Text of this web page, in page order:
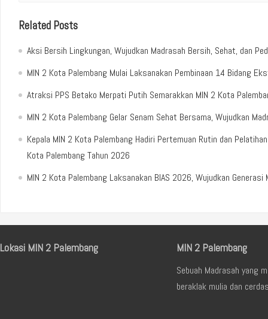
Related Posts
Aksi Bersih Lingkungan, Wujudkan Madrasah Bersih, Sehat, dan
MIN 2 Kota Palembang Mulai Laksanakan Pembinaan 14 Bidang
Atraksi PPS Betako Merpati Putih Semarakkan MIN 2 Kota
MIN 2 Kota Palembang Gelar Senam Sehat Bersama, Wujudkan
Kepala MIN 2 Kota Palembang Hadiri Pertemuan Rutin dan
Kota Palembang Tahun 2026
MIN 2 Kota Palembang Laksanakan BIAS 2026, Wujudkan
Lokasi MIN 2 Palembang MIN 2 Palembang
Sebuah Madrasah yang
beraklak mulia dan